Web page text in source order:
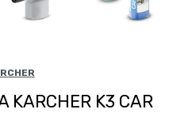
KARCHER K3 CAR